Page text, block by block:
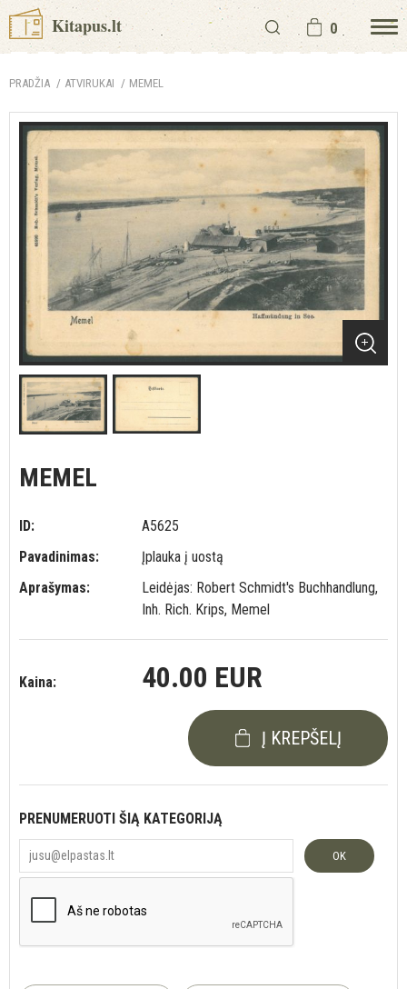
Kitapus.lt 0
PRADŽIA ATVIRUKAI MEMEL
MEMEL
ID:
A5625
Pavadinimas:
Įplauka į uostą
Aprašymas:
Leidėjas: Robert Schmidt's Buchhandlung,
Inh. Rich. Krips, Memel
Kaina: 40.00 EUR
Į KREPŠELĮ
PRENUMERUOTI ŠIĄ KATEGORIJĄ
OK